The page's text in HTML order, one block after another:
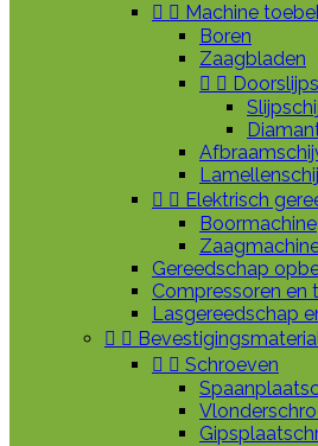
  Machine
Boren
Zaagbladen
 
  Elektrisch
Boormachine
Gereedschap
Compressoren en
Lasgereedschap
 
  Schroeven